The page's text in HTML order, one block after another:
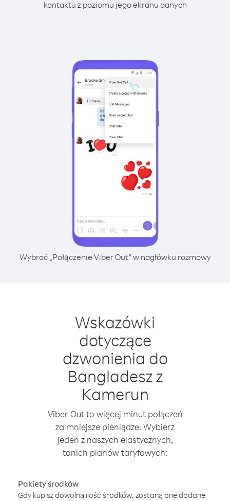
kontaktu z poziomu jego ekranu danych
Wybrać „Połączenie Viber Out” w nagłówku rozmowy
Wskazówki
dotyczące
dzwonienia do
Bangladesz z
Kamerun
Viber Out to więcej minut połączeń
za mniejsze pieniądze. Wybierz
jeden z naszych elastycznych,
tanich planów taryfowych:
Pakiety środków
Gdy kupisz dowolną ilość środków, zostaną one dodane